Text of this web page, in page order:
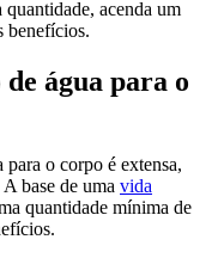
quantidade, acenda um
benefícios.
água para o
o corpo é extensa,
base de uma vida
quantidade mínima de